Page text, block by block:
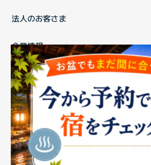
法人のお客さま
企業情報
ご利用中の方
お問い合わせ消費税の表示 ウェブアクセシ
個人情報保護ポリシープライバシーポータル
特定商取引法に基づく表記情報セキュリティ
商標についてBIGLOBEトップ